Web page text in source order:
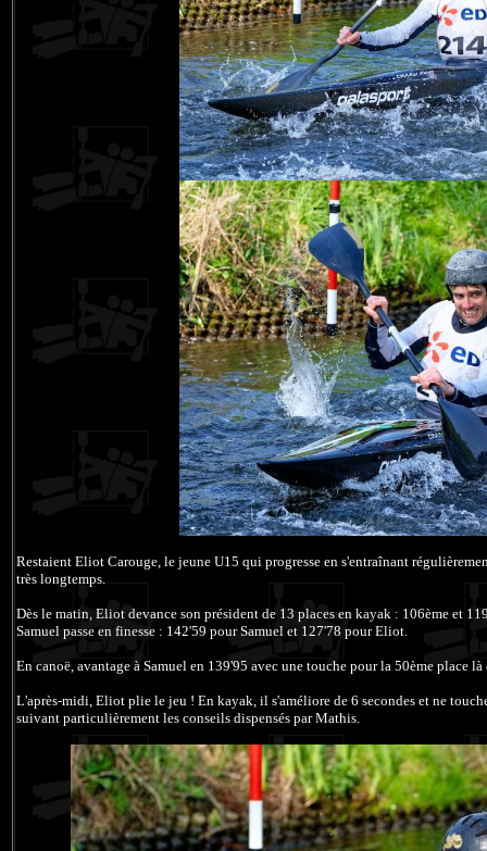
Restaient Eliot Carouge, le jeune U15 qui progresse en s'entraînant
très longtemps.
Dès le matin, Eliot devance son président de 13 places en kayak : 106ème et
Samuel passe en finesse : 142'59 pour Samuel et 127'78 pour Eliot.
En canoë, avantage à Samuel en 139'95 avec une touche pour la 50ème place
L'après-midi, Eliot plie le jeu ! En kayak, il s'améliore de 6 secondes et ne
suivant particulièrement les conseils dispensés par Mathis.